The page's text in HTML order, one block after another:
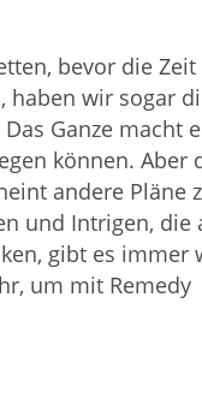
bevor die
haben wir sogar
Ganze macht
können. Aber
andere Pläne
und Intrigen, die
gibt es immer
um mit Remedy